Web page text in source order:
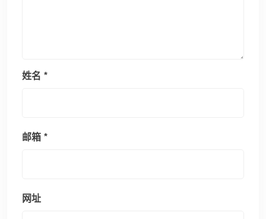
姓名 *
邮箱*
网址